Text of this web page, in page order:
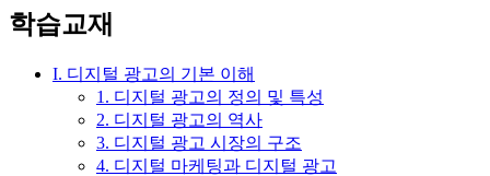
학습교재
I. 디지털 광고의 기본 이해
1. 디지털 광고의 정의 및 특성
2. 디지털 광고의 역사
3. 디지털 광고 시장의 구조
4. 디지털 마케팅과 디지털 광고